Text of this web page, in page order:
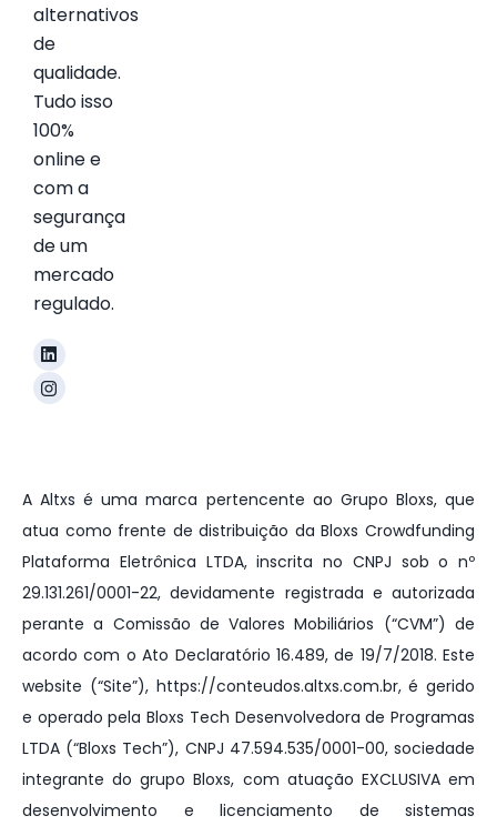
alternativos
de
qualidade.
Tudo isso
100%
online e
com a
segurança
de um
mercado
regulado.
A Altxs é uma marca pertencente ao Grupo Bloxs, que
atua como frente de distribuição da Bloxs Crowdfunding
Plataforma Eletrônica LTDA, inscrita no CNPJ sob o nº
29.131.261/0001-22, devidamente registrada e autorizada
perante a Comissão de Valores Mobiliários (“CVM”) de
acordo com o Ato Declaratório 16.489, de 19/7/2018. Este
website (“Site”), https://conteudos.altxs.com.br, é gerido
e operado pela Bloxs Tech Desenvolvedora de Programas
LTDA (“Bloxs Tech”), CNPJ 47.594.535/0001-00, sociedade
integrante do grupo Bloxs, com atuação EXCLUSIVA em
desenvolvimento e licenciamento de sistemas